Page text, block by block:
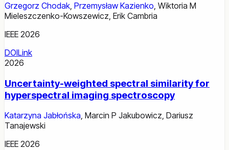
Grzegorz Chodak, Przemysław Kazienko, Wiktoria M
Mieleszczenko-Kowszewicz, Erik Cambria
IEEE 2026
DOILink
2026
Uncertainty-weighted spectral similarity for
hyperspectral imaging spectroscopy
Katarzyna Jabłońska, Marcin P Jakubowicz, Dariusz
Tanajewski
IEEE 2026